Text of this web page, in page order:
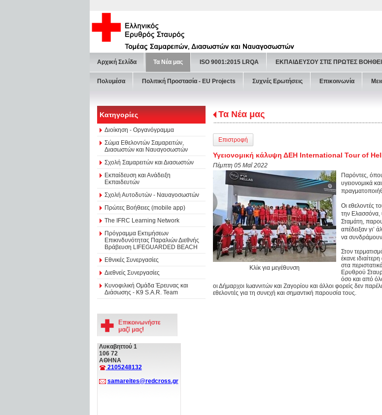
Αρχική Σελίδα Τα Νέα μας ISO 9001:2015 LRQA ΕΚΠΑΙΔΕΥΣΟΥ ΣΤΙΣ ΠΡΩΤΕΣ
Πολυμέσα Πολιτική Προστασία - ΕU Projects Συχνές Ερωτήσεις Επικοινωνία
Κατηγορίες
Διοίκηση - Οργανόγραμμα
Σώμα Εθελοντών Σαμαρειτών,
Διασωστών και Ναυαγοσωστών
Σχολή Σαμαρειτών και Διασωστών
Εκπαίδευση και Ανάδειξη
Εκπαιδευτών
Σχολή Αυτοδυτών - Ναυαγοσωστών
Πρώτες Βοήθειες (mobile app)
The IFRC Learning Network
Πρόγραμμα Εκτιμήσεων
Επικινδυνότητας Παραλιών Διεθνής
Βράβευση LIFEGUARDED BEACH
Εθνικές Συνεργασίες
Διεθνείς Συνεργασίες
Κυνοφιλική Ομάδα Έρευνας και
Διάσωσης - Κ9 S.A.R. Team
Λυκαβηττού 1
106 72
ΑΘΗΝΑ
2105248132
samareites@redcross.gr
Τα Νέα μας
Επιστροφή
Υγειονομική κάλυψη ΔΕΗ International Tour of
Πέμπτη 05 Μαΐ 2022
Κλίκ για μεγέθυνση
Παρόντες,
υγειονομικά
Οι εθελοντές
την Ελασσόνα,
Σταμάτη,
απέδειξαν γι’
να
Στον
έκανε
στα
Ερυθρού
όσο και από
οι Δήμαρχοι Ιωαννιτών και Ζαγορίου και άλλοι φορείς δεν
εθελοντές για τη συνεχή και σημαντική παρουσία τους.